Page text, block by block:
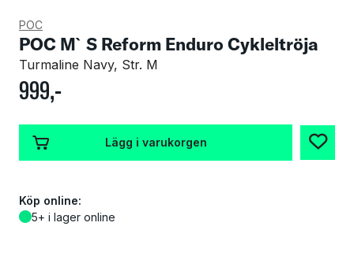
POC
POC M`S Reform Enduro Cykleltröja
Turmaline Navy, Str. M
999,-
Lägg i varukorgen
Köp online:
5+ i lager online